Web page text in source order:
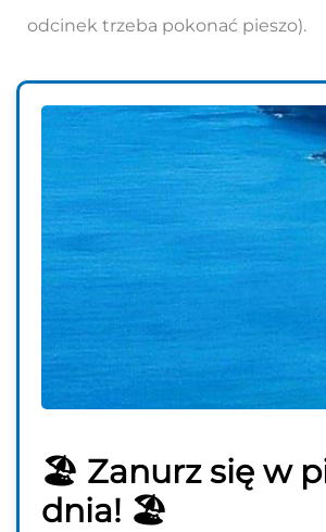
odcinek trzeba pokonać pieszo).
🏖️ Zanurz się w
dnia! 🏖️